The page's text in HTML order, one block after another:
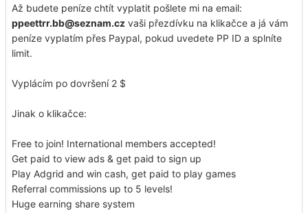
Až budete peníze chtít vyplatit pošlete mi na email:
ppeettrr.bb@seznam.cz vaši přezdívku na klikačce a já vám
peníze vyplatím přes Paypal, pokud uvedete PP ID a splníte
limit.
Vyplácím po dovršení 2 $
Jinak o klikačce:
Free to join! International members accepted!
Get paid to view ads & get paid to sign up
Play Adgrid and win cash, get paid to play games
Referral commissions up to 5 levels!
Huge earning share system